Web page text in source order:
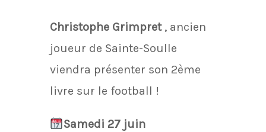
Christophe Grimpret, ancien
joueur de Sainte-Soulle
viendra présenter son 2ème
livre sur le football !
Samedi 27 juin